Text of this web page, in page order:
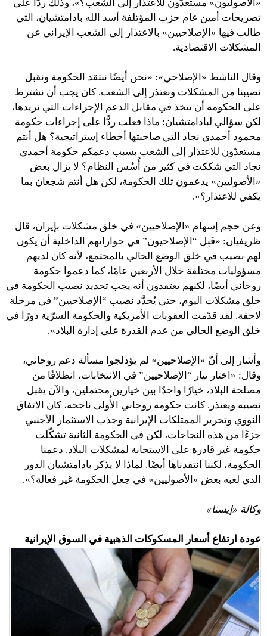
«الأصوليون» مستعدّون للاعتذار إلى الشعب؟»، وذلك ردًّا على
تصريحات أمين عام حزب المؤتلفة أسد الله بادامتشيان، التي
طالب فيها «الإصلاحيين» بالاعتذار إلى الشعب الإيراني عن
المشكلات الاقتصادية.
وقال الناشط «الإصلاحي»: «نحن أيضًا ننتقد الحكومة ونقبل
نصيبنا من المشكلات ونعتذر إلى الشعب. كان يجب أن نشترط
على الحكومة أن تتخذ في مقابل الدعم الإجراءات التي نريدها،
لكن سؤالي لبادامتشيان: ماذا فعلت ردًّا على إجراءات حكومة
محمود أحمدي نجاد التي صاحبتها أخطاء إستراتيجية؟ هل أنتم
مستعدّون للاعتذار إلى الشعب بسبب دعمكم حكومة أحمدي
نجاد التي شككت في كثير من أُسُس النظام؟ لا يزال بعض
«الأصوليين» يدعمون تلك الحكومة، لكن هل أنتم شجعان بما
يكفي للاعتذار؟».
وعن حجم إسهام «الإصلاحيين» في خلق مشكلات بإيران، قال
ظريفيان: «قَبِل “الإصلاحيون” في حواراتهم الداخلية أن يكون
لهم نصيب في خلق الوضع الحالي بالمجتمع، لأنه كان لديهم
مسؤوليات مختلفة خلال الأربعين عامًا، كما دعموا حكومة
روحاني أيضًا، لكنهم يعتقدون أنه يجب تحديد نصيب الحكومة في
خلق مشكلات اليوم، حتى يُحدَّد نصيب “الإصلاحيين” في مرحلة
لاحقة. لقد قدّمت العقوبات الأمريكية والحكومة السرّية دورًا في
خلق الوضع الحالي من عدم القدرة على إدارة البلاد».
وأشار إلى أنّ «الإصلاحيين» لم يؤدلجوا مسألة دعم روحاني،
وقال: «اختار تيار “الإصلاحيين” في الانتخابات، انطلاقًا من
مصلحة البلاد، خيارًا واحدًا بين خيارين محتملين، والآن يقبل
نصيبه ويعتذر. كانت حكومة روحاني الأُولى ناجحة، كان الاتفاق
النووي وتحرير الممتلكات الإيرانية وجذب الاستثمار الأجنبي
جزءًا من هذه النجاحات، لكن في الحكومة الثانية تشكّلت
حكومة غير قادرة على الاستجابة لمشكلات البلاد. دعمنا
الحكومة، لكننا انتقدناها أيضًا. لماذا لا يذكر بادامتشيان الدور
الذي لعبه بعض «الأصوليين» في جعل الحكومة غير فعالة؟».
وكالة «إيسنا»
عودة ارتفاع أسعار المسكوكات الذهبية في السوق الإيرانية